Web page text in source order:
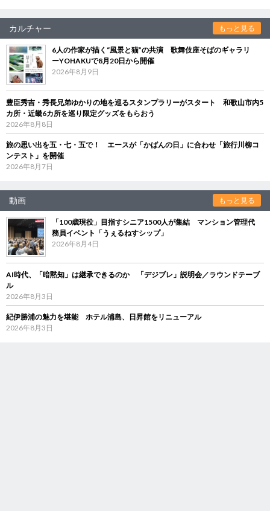
カルチャー もっと見る
6人の作家が描く“風景と猫”の共演 歌舞伎座そばのギャラリ
ーYOHAKUで8月20日から開催
2026年8月9日
豊臣秀吉・秀長兄弟ゆかりの地を巡るスタンプラリーがスタート 和歌山市内5
カ所・近畿6カ所を巡り限定グッズをもらおう
2026年8月8日
旅の思い出を五・七・五で！ エースが「かばんの日」に合わせ「旅行川柳コ
ンテスト」を開催
2026年8月7日
動画 もっと見る
「100歳現役」目指すシニア1500人が集結 マンション管理代
務員イベント「うぇるねすシップ」
2026年8月4日
AI時代、「暗黙知」は継承できるのか 「デジブレ」説明会／ラウンドテーブ
ル
2026年8月3日
紀伊勝浦の魅力を堪能 ホテル浦島、日昇館をリニューアル
2026年8月3日